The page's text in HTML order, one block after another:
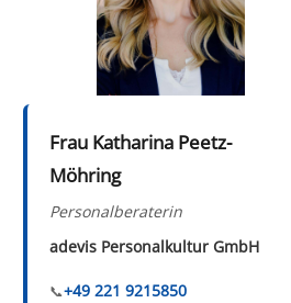
Frau Katharina Peetz-
Möhring
Personalberaterin
adevis Personalkultur GmbH
+49 221 9215850